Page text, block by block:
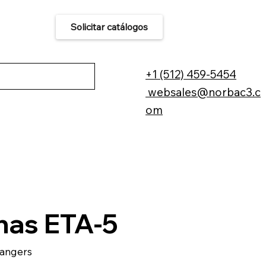
+1 (512) 459-5454
websales@norbac3.c
om
Solicitar catálogos
ETA-5